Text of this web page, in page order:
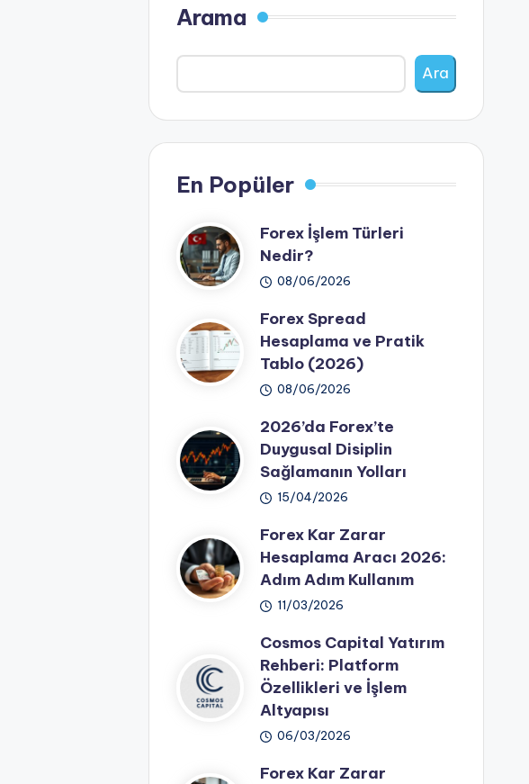
Arama
Ara
En Popüler
Forex İşlem Türleri
Nedir?
08/06/2026
Forex Spread
Hesaplama ve Pratik
Tablo (2026)
08/06/2026
2026’da Forex’te
Duygusal Disiplin
Sağlamanın Yolları
15/04/2026
Forex Kar Zarar
Hesaplama Aracı 2026:
Adım Adım Kullanım
11/03/2026
Cosmos Capital Yatırım
Rehberi: Platform
Özellikleri ve İşlem
Altyapısı
06/03/2026
Forex Kar Zarar